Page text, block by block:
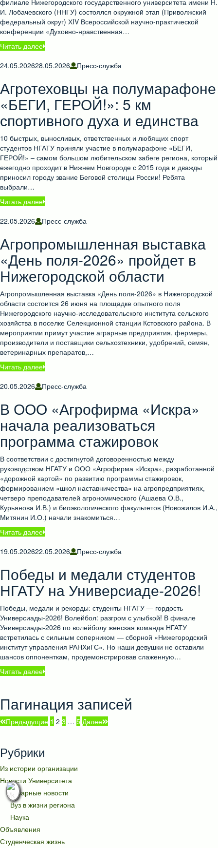
филиале Нижегородского государственного университета имени Н.
И. Лобачевского (ННГУ) состоялся окружной этап (Приволжский
федеральный округ) ХIV Всероссийской научно-практической
конференции «Духовно-нравственная…
Читать далее
24.05.202628.05.2026 Пресс-служба
Агротеховцы на полумарафоне
«БЕГИ, ГЕРОЙ!»: 5 км
спортивного духа и единства
10 быстрых, выносливых, ответственных и любящих спорт
студентов НГАТУ приняли участие в полумарафоне «БЕГИ,
ГЕРОЙ!» – самом большом любительском забеге региона, который
ежегодно проходит в Нижнем Новгороде с 2015 года и дважды
приносил городу звание Беговой столицы России! Ребята
выбрали…
Читать далее
22.05.2026
Пресс-служба
Агропромышленная выставка
«День поля-2026» пройдет в
Нижегородской области
Агропромышленная выставка «День поля-2026» в Нижегородской
области состоится 26 июня на площадке опытного поля
Нижегородского научно-исследовательского института сельского
хозяйства в поселке Селекционной станции Кстовского района. В
мероприятии примут участие аграрные предприятия, фермеры,
производители и поставщики сельхозтехники, удобрений, семян,
ветеринарных препаратов,…
Читать далее
20.05.2026
Пресс-служба
В ООО «Агрофирма «Искра»
начала реализоваться
программа стажировок
В соответствии с достигнутой договоренностью между
руководством НГАТУ и ООО «Агрофирма «Искра», разработанной
«дорожной картой» по развитию программы стажировок,
формированием «школ наставничества» на агропредприятиях,
четверо преподавателей агрономического (Ашаева О.В.,
Курьянова И.В.) и биоэкологического факультетов (Новожилов И.А.,
Митянин И.О.) начали знакомиться…
Читать далее
19.05.202622.05.2026 Пресс-служба
Победы и медали студентов
НГАТУ на Универсиаде-2026!
Победы, медали и рекорды: студенты НГАТУ — гордость
Универсиады-2026! Волейбол: разгром с улыбкой! В финале
Универсиады-2026 по волейболу женская команда НГАТУ
встретилась с сильным соперником — сборной «Нижегородский
институт управления РАНХиГС». Но наши девушки не оставили
шансов оппоненткам, продемонстрировав слаженную…
Читать далее
Пагинация записей
Предыдущие 1 2 3 … 5 Далее
Рубрики
Из истории организации
Новости Университета
Аграрные новости
Вуз в жизни региона
Наука
Объявления
Студенческая жизнь